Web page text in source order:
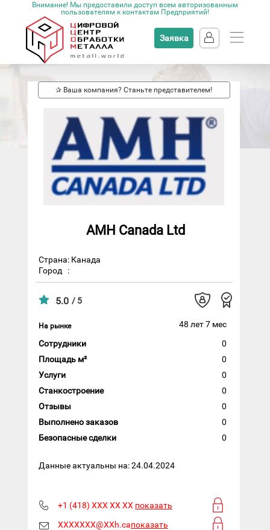
Внимание! Мы предоставили доступ всем авторизованным
пользователям к контактам Предприятий!
Заявка
✰ Ваша компания? Станьте представителем!
AMH Canada Ltd
Страна: Канада
Город
:
5.0 / 5
На рынке
48 лет 7 мес
Сотрудники
0
Площадь м²
0
Услуги
0
Станкостроение
0
Отзывы
0
Выполнено заказов
0
Безопасные сделки
0
Данные актуальны на: 24.04.2024
+1 (418) XXX XX XX показать
XXXXXXX@XXh.caпоказать